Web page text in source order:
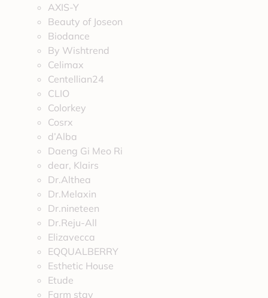
AXIS-Y
Beauty of Joseon
Biodance
By Wishtrend
Celimax
Centellian24
CLIO
Colorkey
Cosrx
d’Alba
Daeng Gi Meo Ri
dear, Klairs
Dr.Althea
Dr.Melaxin
Dr.nineteen
Dr.Reju-All
Elizavecca
EQQUALBERRY
Esthetic House
Etude
Farm stay